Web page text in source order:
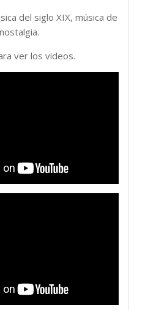
del siglo XIX, música de
nostalgia.
ver los videos.